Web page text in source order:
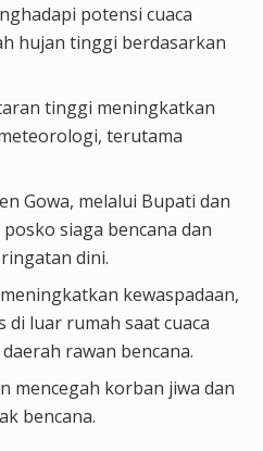
potensi cuaca
hujan tinggi berdasarkan
tinggi meningkatkan
terutama
Gowa, melalui Bupati dan
siaga bencana dan
dini.
kewaspadaan,
luar rumah saat cuaca
rawan bencana.
mencegah korban jiwa dan
bencana.